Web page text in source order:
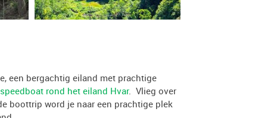
een bergachtig eiland met prachtige
rond het eiland Hvar. Vlieg over
boottrip word je naar een prachtige plek